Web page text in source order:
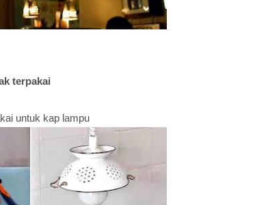
terpakai
untuk kap lampu